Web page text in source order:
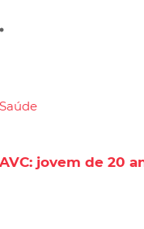
Saúde
AVC: jovem de 20